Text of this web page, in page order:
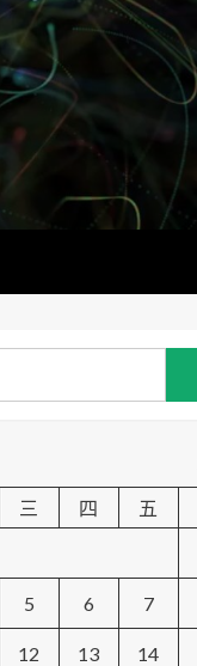
三 四 五
5 6 7
12 13 14